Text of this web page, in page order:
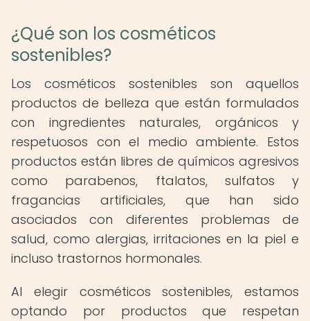
¿Qué son los cosméticos
sostenibles?
Los cosméticos sostenibles son aquellos
productos de belleza que están formulados
con ingredientes naturales, orgánicos y
respetuosos con el medio ambiente. Estos
productos están libres de químicos agresivos
como parabenos, ftalatos, sulfatos y
fragancias artificiales, que han sido
asociados con diferentes problemas de
salud, como alergias, irritaciones en la piel e
incluso trastornos hormonales.
Al elegir cosméticos sostenibles, estamos
optando por productos que respetan